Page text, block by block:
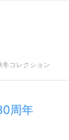
冬コレクション
周年